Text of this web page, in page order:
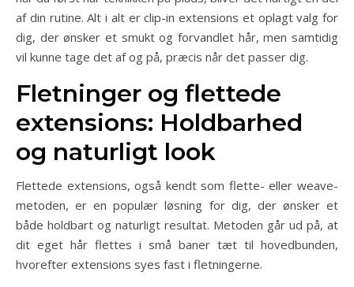
af din rutine. Alt i alt er clip-in extensions et oplagt valg for
dig, der ønsker et smukt og forvandlet hår, men samtidig
vil kunne tage det af og på, præcis når det passer dig.
Fletninger og flettede
extensions: Holdbarhed
og naturligt look
Flettede extensions, også kendt som flette- eller weave-
metoden, er en populær løsning for dig, der ønsker et
både holdbart og naturligt resultat. Metoden går ud på, at
dit eget hår flettes i små baner tæt til hovedbunden,
hvorefter extensions syes fast i fletningerne.